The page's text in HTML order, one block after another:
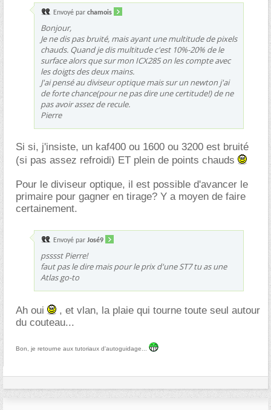
Envoyé par chamois
Bonjour,
Je ne dis pas bruité, mais ayant une multitude de pixels
chauds. Quand je dis multitude c'est 10%-20% de le
surface alors que sur mon ICX285 on les compte avec
les doigts des deux mains.
J'ai pensé au diviseur optique mais sur un newton j'ai
de forte chance(pour ne pas dire une certitude!) de ne
pas avoir assez de recule.
Pierre
Si si, j'insiste, un kaf400 ou 1600 ou 3200 est bruité
(si pas assez refroidi) ET plein de points chauds
Pour le diviseur optique, il est possible d'avancer le
primaire pour gagner en tirage? Y a moyen de faire
certainement.
Envoyé par José9
psssst Pierre!
faut pas le dire mais pour le prix d'une ST7 tu as une
Atlas go-to
Ah oui
, et vlan, la plaie qui tourne toute seul autour
du couteau...
Bon, je retourne aux tutoriaux d'autoguidage...